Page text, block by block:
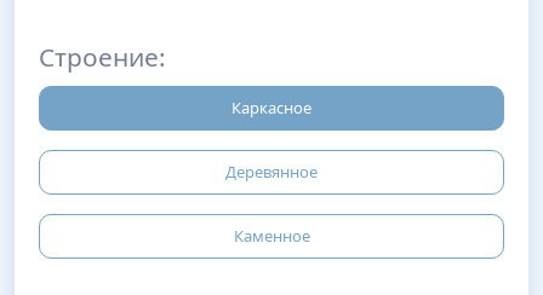
Строение:
Каркасное
Деревянное
Каменное